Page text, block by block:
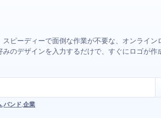
スピーディーで面倒な作業が不要な、オンライン
のデザインを入力するだけで、すぐにロゴが作
,バンド ,企業